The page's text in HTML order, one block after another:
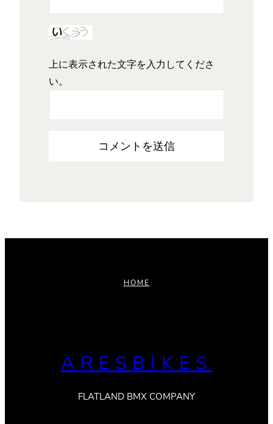
上に表示された文字を入力してくださ
い。
HOME
ARESBIKES
FLATLAND BMX COMPANY